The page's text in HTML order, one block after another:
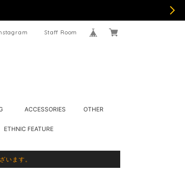
Staff Room
ACCESSORIES OTHER
ETHNIC FEATURE
います。